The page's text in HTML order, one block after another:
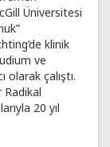
Üniversitesi
klinik
ve
olarak çalıştı.
Radikal
20 yıl